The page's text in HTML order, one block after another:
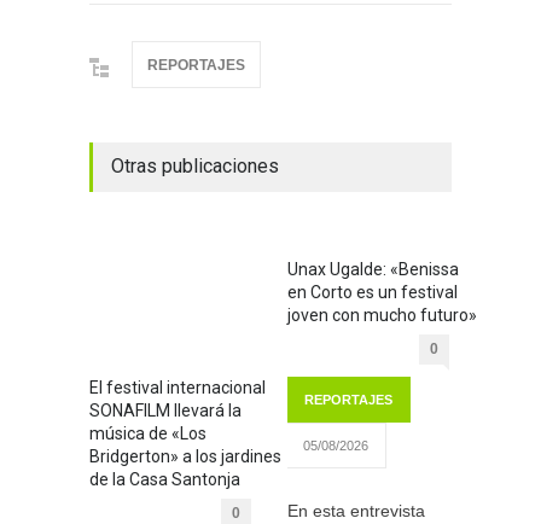
REPORTAJES
Otras publicaciones
El festival internacional
SONAFILM llevará la
música de «Los
Bridgerton» a los jardines
de la Casa Santonja
0
Unax Ugalde: «Benissa
en Corto es un festival
joven con mucho futuro»
0
REPORTAJES
05/08/2026
En esta entrevista